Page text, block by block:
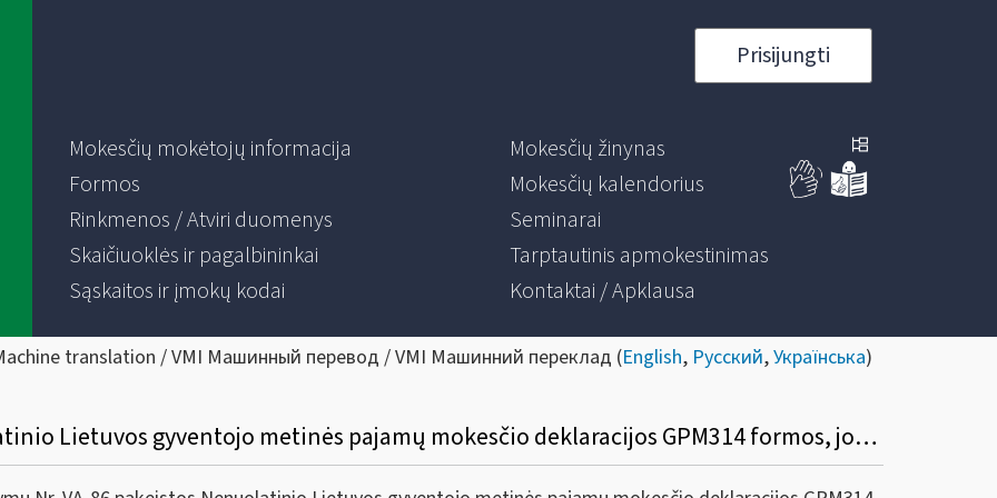
Prisijungti
Mokesčių mokėtojų informacija
Formos
Rinkmenos / Atviri duomenys
Skaičiuoklės ir pagalbininkai
Sąskaitos ir įmokų kodai
Mokesčių žinynas
Mokesčių kalendorius
Seminarai
Tarptautinis apmokestinimas
Kontaktai / Apklausa
translation / VMI Машинный перевод / VMI Машинний переклад (English, Русский,Українська)
Informacinis pranešimas dėl Nenuolatinio Lietuvos gyventojo metinės pajamų mokesčio deklaracijos GPM314 formos, jos priedų GPM314A, GPM314B formų užpildymo ir pateikimo taisyklių pakeitimo